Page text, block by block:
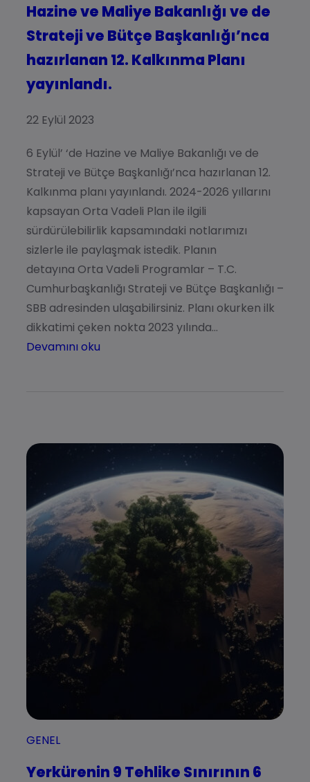
Hazine ve Maliye Bakanlığı ve de
Strateji ve Bütçe Başkanlığı’nca
hazırlanan 12. Kalkınma Planı
yayınlandı.
22 Eylül 2023
6 Eylül’ ‘de Hazine ve Maliye Bakanlığı ve de
Strateji ve Bütçe Başkanlığı’nca hazırlanan 12.
Kalkınma planı yayınlandı. 2024-2026 yıllarını
kapsayan Orta Vadeli Plan ile ilgili
sürdürülebilirlik kapsamındaki notlarımızı
sizlerle ile paylaşmak istedik. Planın
detayına Orta Vadeli Programlar – T.C.
Cumhurbaşkanlığı Strateji ve Bütçe Başkanlığı –
SBB adresinden ulaşabilirsiniz. Planı okurken ilk
dikkatimi çeken nokta 2023 yılında…
Devamını oku
GENEL
Yerkürenin 9 Tehlike Sınırının 6